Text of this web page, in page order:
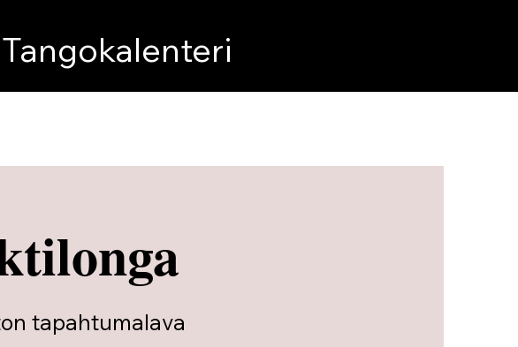
Tangokalenteri
tapahtumalava